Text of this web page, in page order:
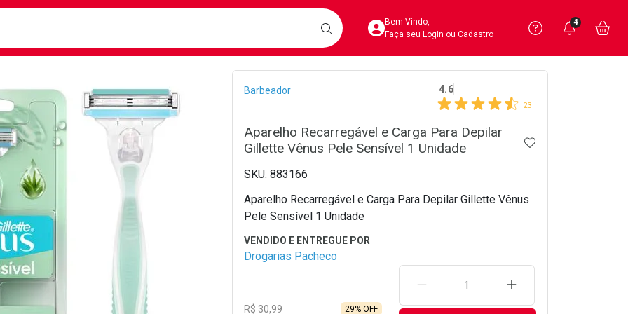
BUSCARAcesse sua Conta
Bem Vindo,
Faça seu Login ou Cadastro
Precisa
Ver Recursos
Você
4
Breadcrumb
Barbeador 4.6
23
Aparelho Recarregável e Carga Para Depilar
Gillette Vênus Pele Sensível 1 Unidade
ADICIONAR AOS
883166
Aparelho Recarregável e Carga Para Depilar Gillette Vênus
Pele Sensível 1 Unidade
Drogarias Pacheco
R$ 30,99 29% OFF
REMOVER UMA UNIDADEAUMENTAR UMA